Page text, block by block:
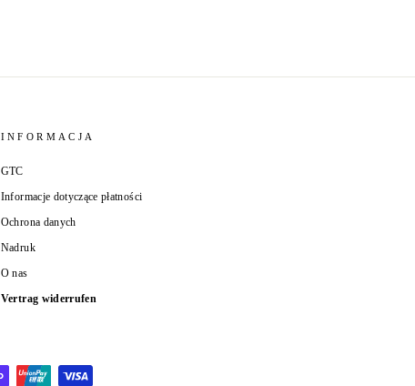
INFORMACJA
GTC
Informacje dotyczące płatności
Ochrona danych
Nadruk
O nas
Vertrag widerrufen